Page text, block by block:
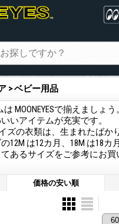
> ベビー用品
は MOONEYESで揃えましょ
いアイテムが充実です。
イズの衣類は、生まれたばか
12M は12カ月、18M は18カ
あるサイズをご参考にお買
価格の安い順